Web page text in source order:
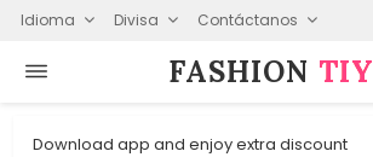
Idioma Divisa Contáctanos
FASHION⁠ TIY
Download app and enjoy extra discount